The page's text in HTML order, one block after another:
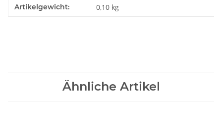
Artikelgewicht: 0,10 kg
Ähnliche Artikel